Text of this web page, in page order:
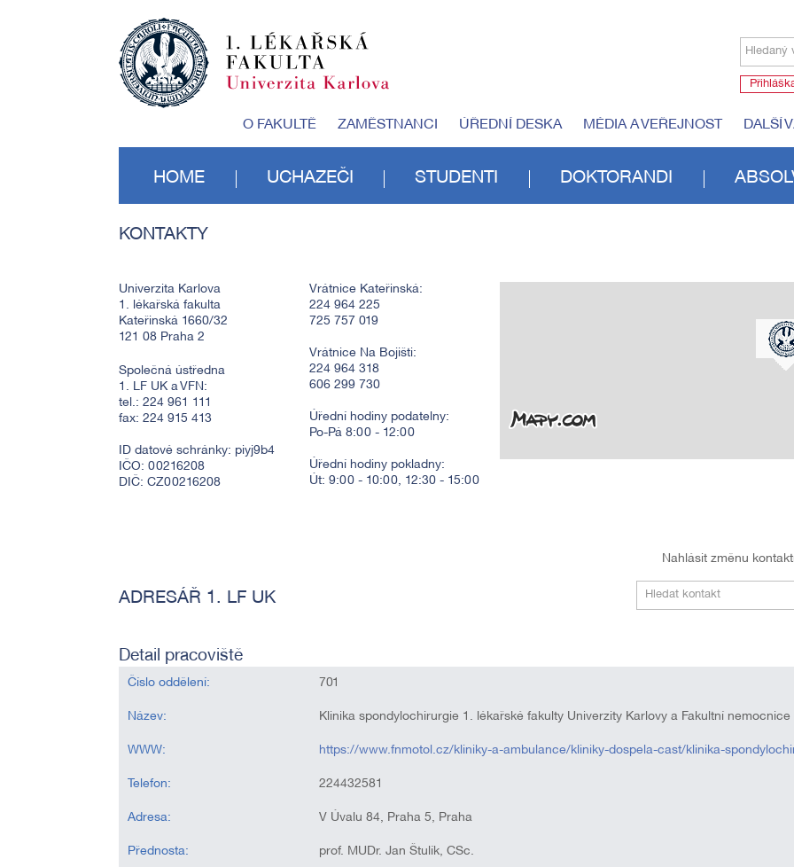
Hledaný
O FAKULTĚ ZAMĚSTNANCI ÚŘEDNÍ DESKA MÉDIA A VEŘEJNOST DALŠÍ
HOME UCHAZEČI STUDENTI DOKTORANDI
KONTAKTY
Univerzita Karlova
1. lékařská fakulta
Kateřinská 1660/32
121 08 Praha 2
Společná ústředna
1. LF UK a VFN:
tel.: 224 961 111
fax: 224 915 413
ID datové schránky: piyj9b4
IČO: 00216208
DIČ: CZ00216208
Vrátnice Kateřinská:
224 964 225
725 757 019
Vrátnice Na Bojišti:
224 964 318
606 299 730
Úřední hodiny podatelny:
Po-Pá 8:00 - 12:00
Úřední hodiny pokladny:
Út: 9:00 - 10:00, 12:30 - 15:00
Nahlásit změnu
Hledat kontakt
ADRESÁŘ 1. LF UK
Detail pracoviště
Číslo oddělení: 701
Název: Klinika spondylochirurgie 1. lékařské fakulty Univerzity Karlovy a Fakultní
WWW: https://www.fnmotol.cz/kliniky-a-ambulance/kliniky-dospela-cast/klinika-
Telefon: 224432581
Adresa: V Úvalu 84, Praha 5, Praha
Přednosta: prof. MUDr. Jan Štulík, CSc.